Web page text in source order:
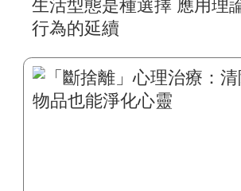
生活型態是種選擇 應用理
行為的延續